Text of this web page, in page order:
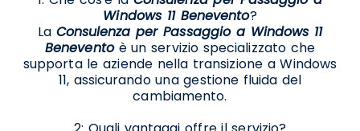
Windows 11 Benevento?
La Consulenza per Passaggio a Windows 11
Beneventoè un servizio specializzato che
supporta le aziende nella transizione a Windows
11, assicurando una gestione fluida del
cambiamento.